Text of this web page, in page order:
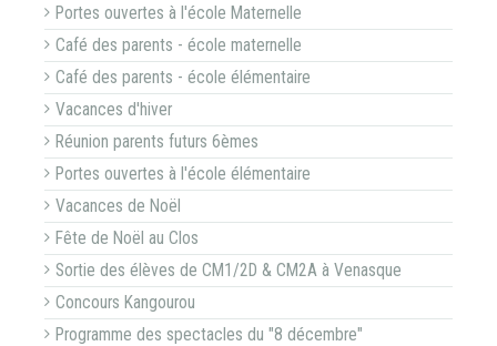
Portes ouvertes à l'école Maternelle
Café des parents - école maternelle
Café des parents - école élémentaire
Vacances d'hiver
Réunion parents futurs 6èmes
Portes ouvertes à l'école élémentaire
Vacances de Noël
Fête de Noël au Clos
Sortie des élèves de CM1/2D & CM2A à Venasque
Concours Kangourou
Programme des spectacles du "8 décembre"